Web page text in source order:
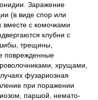
Заражение
(в виде спор или
с комочками
клубни с
трещины,
повре­жденные
хрущами,
фузариозная
при поражении
паршой, немато­